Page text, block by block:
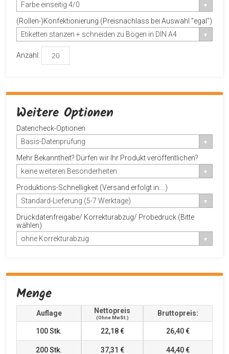
Farbe einseitig 4/0
(Rollen-)Konfektionierung (Preisnachlass bei Auswahl "egal")
Etiketten stanzen + schneiden zu Bögen in DIN A4
Anzahl:
Weitere Optionen
Datencheck-Optionen
Basis-Datenprüfung
Mehr Bekanntheit? Dürfen wir Ihr Produkt veröffentlichen?
keine weiteren Besonderheiten
Produktions-Schnelligkeit (Versand erfolgt in....)
Standard-Lieferung (5-7 Werktage)
Druckdatenfreigabe/ Korrekturabzug/ Probedruck (Bitte
wählen)
ohne Korrekturabzug
Menge
Auflage Nettopreis
(ohne MwSt.)
Bruttopreis:
100Stk. 22,18 € 26,40 €
200Stk. 37,31 € 44,40 €